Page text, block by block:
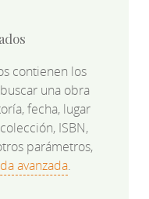
contienen los
una obra
fecha, lugar
ISBN,
parámetros,
avanzada.